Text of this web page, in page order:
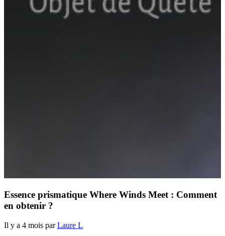
Essence prismatique Where Winds Meet : Comment
en obtenir ?
Il y a 4 mois parLaure L